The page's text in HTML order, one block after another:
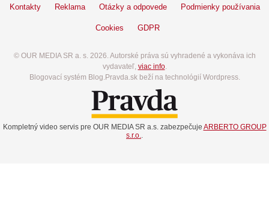
Kontakty Reklama Otázky a odpovede Podmienky používania
Cookies GDPR
© OUR MEDIA SR a. s. 2026. Autorské práva sú vyhradené a vykonáva ich
vydavateľ, viac info.
Blogovací systém Blog.Pravda.sk beží na technológií Wordpress.
Kompletný video servis pre OUR MEDIA SR a.s. zabezpečuje ARBERTO GROUP
s.r.o.